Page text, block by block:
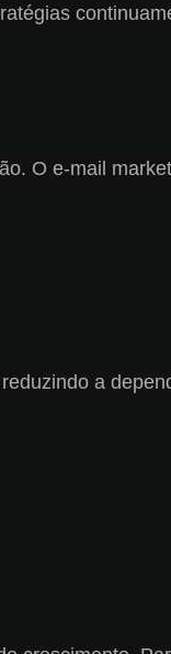
O e-mail
a